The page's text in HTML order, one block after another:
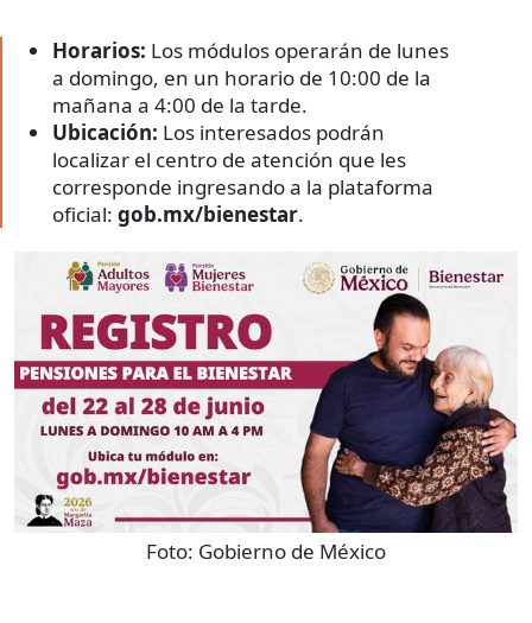
Horarios: Los módulos operarán de lunes
a domingo, en un horario de 10:00 de la
mañana a 4:00 de la tarde.
Ubicación: Los interesados podrán
localizar el centro de atención que les
corresponde ingresando a la plataforma
oficial: gob.mx/bienestar.
Foto: Gobierno de México